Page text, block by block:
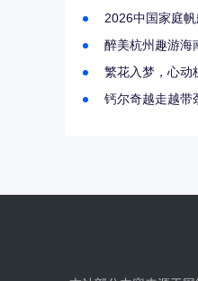
2026中国家庭
繁花入梦，心动